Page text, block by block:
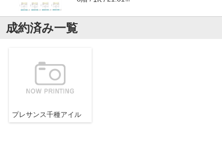
成約済み一覧
プレサンス千種アイル